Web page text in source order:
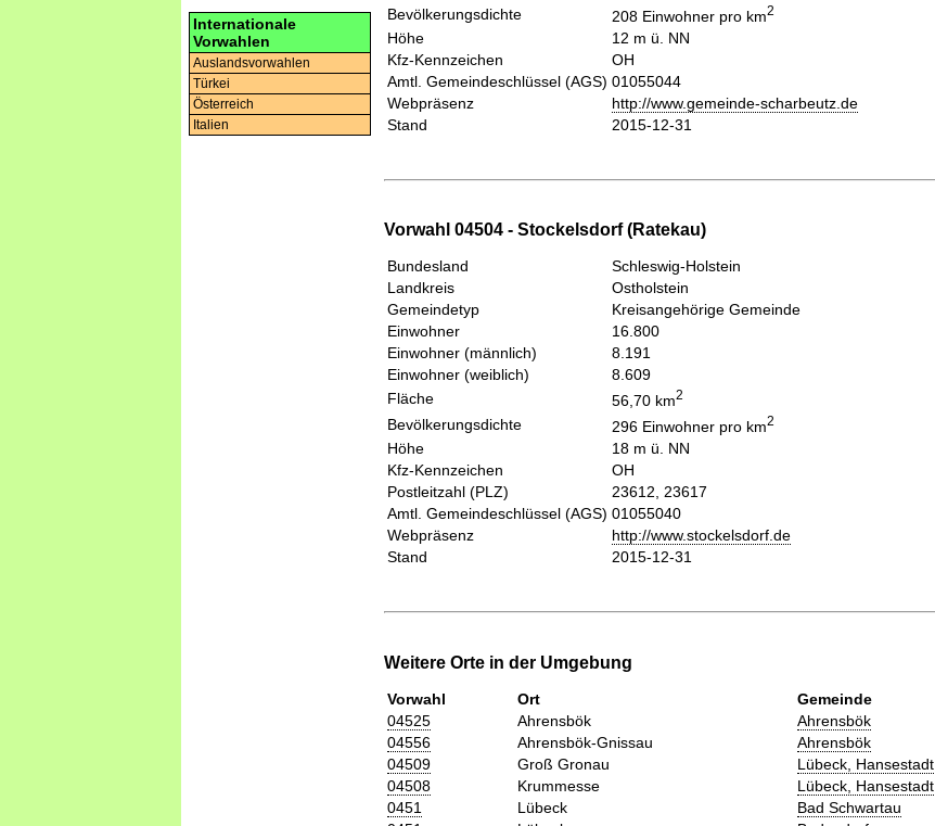
Internationale
Vorwahlen
Auslandsvorwahlen
Türkei
Österreich
Italien
Bevölkerungsdichte 208 Einwohner pro km2
Höhe
12 m ü. NN
Kfz-Kennzeichen
OH
Amtl. Gemeindeschlüssel (AGS) 01055044
Webpräsenz
http://www.gemeinde-scharbeutz.de
Stand
2015-12-31
Vorwahl 04504 - Stockelsdorf (Ratekau)
Bundesland
Schleswig-Holstein
Landkreis
Ostholstein
Gemeindetyp
Kreisangehörige Gemeinde
Einwohner
16.800
Einwohner (männlich)
8.191
Einwohner (weiblich)
8.609
Fläche
56,70 km2
Bevölkerungsdichte 296 Einwohner pro km2
Höhe
18 m ü. NN
Kfz-Kennzeichen
OH
Postleitzahl (PLZ)
23612, 23617
Amtl. Gemeindeschlüssel (AGS) 01055040
Webpräsenz
http://www.stockelsdorf.de
Stand
2015-12-31
Weitere Orte in der Umgebung
Vorwahl Ort
Gemeinde
04525
Ahrensbök
Ahrensbök
04556
Ahrensbök-Gnissau
Ahrensbök
04509
Groß Gronau
Lübeck, Hansestadt
04508
Krummesse
Lübeck, Hansestadt
0451
Lübeck
Bad Schwartau